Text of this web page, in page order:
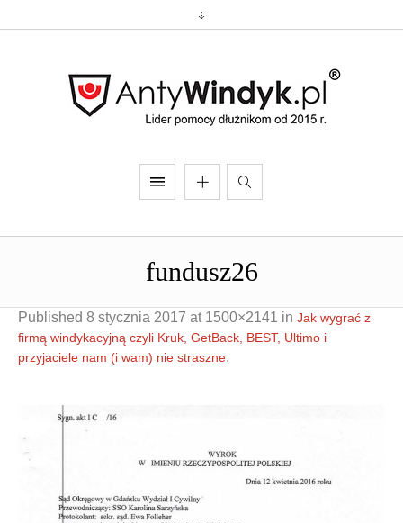
Doradztwo & konsulting
fundusz26
Published 8 stycznia 2017 at 1500×2141 in Jak wygrać z
firmą windykacyjną czyli Kruk, GetBack, BEST, Ultimo i
przyjaciele nam (i wam) nie straszne.